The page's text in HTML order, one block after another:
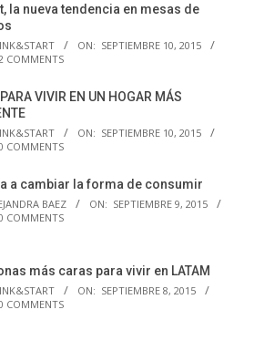
la nueva tendencia en mesas de
ON: SEPTIEMBRE 10, 2015
COMMENTS
VIVIR EN UN HOGAR MÁS
ON: SEPTIEMBRE 10, 2015
COMMENTS
a cambiar la forma de consumir
BAEZ ON: SEPTIEMBRE 9, 2015
COMMENTS
más caras para vivir en LATAM
ON: SEPTIEMBRE 8, 2015
COMMENTS